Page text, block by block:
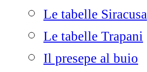
Le tabelle Siracusa
Le tabelle Trapani
Il presepe al buio